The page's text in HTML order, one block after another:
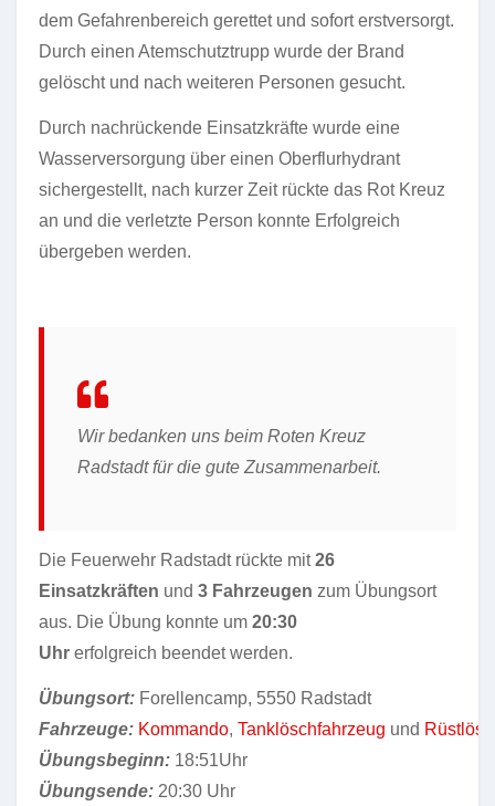
dem Gefahrenbereich gerettet und sofort erstversorgt.
Durch einen Atemschutztrupp wurde der Brand
gelöscht und nach weiteren Personen gesucht.
Durch nachrückende Einsatzkräfte wurde eine
Wasserversorgung über einen Oberflurhydrant
sichergestellt, nach kurzer Zeit rückte das Rot Kreuz
an und die verletzte Person konnte Erfolgreich
übergeben werden.
Wir bedanken uns beim Roten Kreuz
Radstadt für die gute Zusammenarbeit.
Die Feuerwehr Radstadt rückte mit26
Einsatzkräften und 3 Fahrzeugen zum Übungsort
aus. Die Übung konnte um 20:30
Uhr erfolgreich beendet werden.
Übungsort: Forellencamp, 5550 Radstadt
Fahrzeuge: Kommando, Tanklöschfahrzeug und
Übungsbeginn: 18:51Uhr
Übungsende: 20:30 Uhr